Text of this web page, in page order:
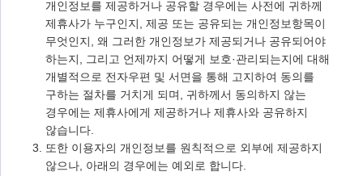
개인정보를 제공하거나 공유할 경우에는 사전에 귀하께
제휴사가 누구인지, 제공 또는 공유되는 개인정보항목이
무엇인지, 왜 그러한 개인정보가 제공되거나 공유되어야
하는지, 그리고 언제까지 어떻게 보호·관리되는지에 대해
개별적으로 전자우편 및 서면을 통해 고지하여 동의를
구하는 절차를 거치게 되며, 귀하께서 동의하지 않는
경우에는 제휴사에게 제공하거나 제휴사와 공유하지
않습니다.
또한 이용자의 개인정보를 원칙적으로 외부에 제공하지
않으나, 아래의 경우에는 예외로 합니다.